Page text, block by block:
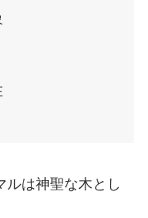
ルは神聖な木とし